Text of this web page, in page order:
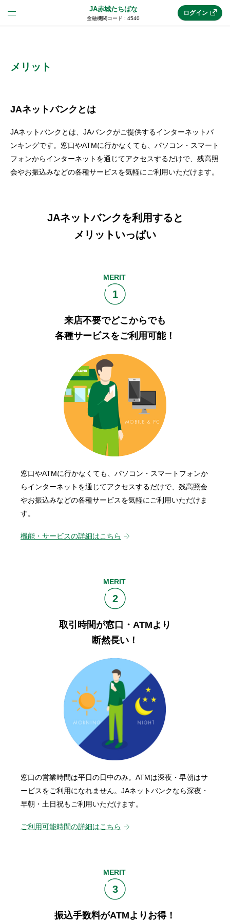
JA赤城たちばな
金融機関コード : 4540
メリット
ログイン
メリット
JAネットバンクとは
JAネットバンクとは、JAバンクがご提供するインターネットバ
ンキングです。窓口やATMに行かなくても、パソコン・スマート
フォンからインターネットを通じてアクセスするだけで、残高照
会やお振込みなどの各種サービスを気軽にご利用いただけます。
JAネットバンクを利用すると
メリットいっぱい
MERIT
1
来店不要でどこからでも
各種サービスをご利用可能！
窓口やATMに行かなくても、パソコン・スマートフォンか
らインターネットを通じてアクセスするだけで、残高照会
やお振込みなどの各種サービスを気軽にご利用いただけま
す。
機能・サービスの詳細はこちら
MERIT
2
取引時間が窓口・ATMより
断然長い！
窓口の営業時間は平日の日中のみ。ATMは深夜・早朝はサ
ービスをご利用になれません。JAネットバンクなら深夜・
早朝・土日祝もご利用いただけます。
ご利用可能時間の詳細はこちら
MERIT
3
振込手数料がATMよりお得！